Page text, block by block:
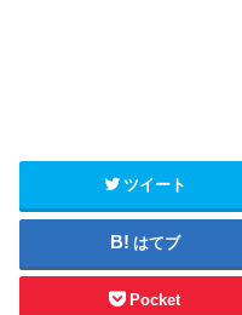
ツイート
はてブ
Pocket